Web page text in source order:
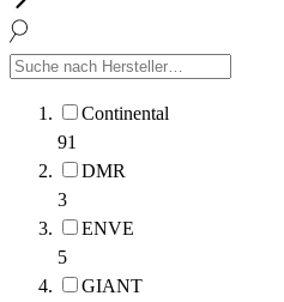
Continental
91
DMR
3
ENVE
5
GIANT